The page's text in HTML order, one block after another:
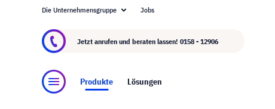
Über visunext.at
Die Unternehmensgruppe Jobs
Jetzt anrufen und beraten lassen! 0158 - 12906
Produkte Lösungen